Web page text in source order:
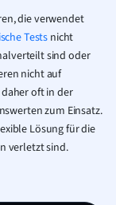
die verwendet
Testsnicht
sind oder
nicht auf
oft in der
zum Einsatz.
Lösung für die
verletzt sind.